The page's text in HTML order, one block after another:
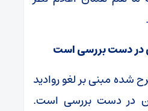
در دست بررسی است
شده مبنی بر لغو روادید
در دست بررسی است.